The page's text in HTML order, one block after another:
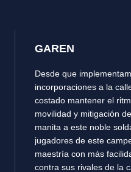
GAREN
Desde que
incorporaciones a la
costado mantener el
movilidad y mitigación
manita a este noble
jugadores de este
maestría con más
contra sus rivales de la